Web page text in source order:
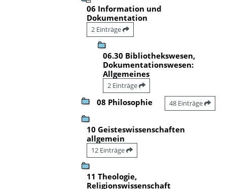
06 Information und
Dokumentation
2 Einträge
06.30 Bibliothekswesen,
Dokumentationswesen:
Allgemeines
2 Einträge
08 Philosophie 48 Einträge
10 Geisteswissenschaften
allgemein
12 Einträge
11 Theologie,
Religionswissenschaft